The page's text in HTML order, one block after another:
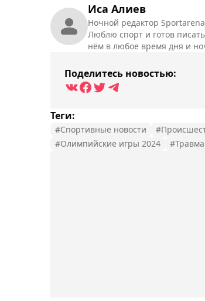
Иса Алиев
Ночной редактор
Люблю спорт и готов
нём в любое время дня и
Поделитесь новостью:
Теги:
#Спортивные новости
#Олимпийские игры 2024
#Травма